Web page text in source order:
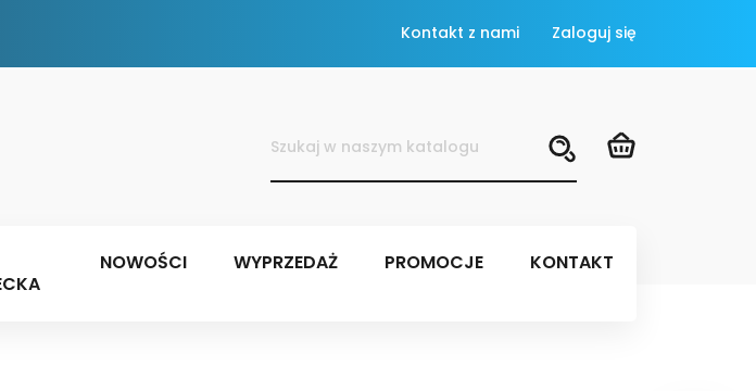
Kontakt z nami Zaloguj się
NOWOŚCI WYPRZEDAŻ PROMOCJE KONTAKT